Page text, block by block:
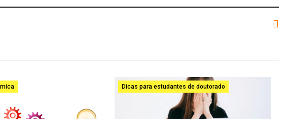
Dicas para estudantes de doutorado